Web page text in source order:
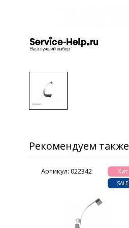
Рекомендуем также
Артикул: 022342 Хит
SALE